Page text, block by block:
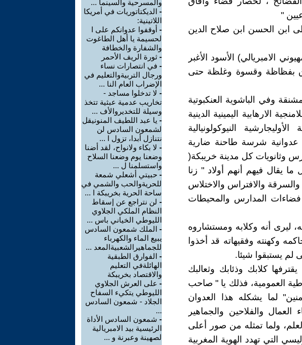
"
ابن الحسن ابن صلاح الدين
الامبريالي) الأسود الأغبر
بفظاظة وقسوة وغلظة حتى
وفي الباشوية العنكبوتية
الارهابية اليمينية الدينية
النيوكولونيالية
عدوانية شرسة طاحنة ضارية
وثانويات كل مدينة خريبكة(
ما يقال فيهم أنهم أولاد " زنا
والافتراس والاختلاس
فضاءات المدارس والمحيطات
ليرى أنه وكلابه ومستشاروه
وكهنته وفقيهاته قد أخذوا
يستبقوا شيئا.
كلابك وذئابك وثعالبك
العمومية، فذلك يا " صاحب
لما يشكله هذا العدوان
والفلاحين والجماهير
ولما تمثله من صور أعلى
التي تهدد الهوية المغربية
والمسرحية والسينما ...
- الديكتاتوريات في أمريكا
اللاتينية:
- أوقفوا عدوانكم على ا
لحسيمة يا أهل الطاغوت
والشفارة والخطافة
- ثورة الريف الأحمر
- في انتصارات نساء
ورجال التربيةوالتعليم في
الإضراب العام النا ...
- لا تدخلوا مساجد -
تخاريب عدمية عبثية تتخذ
وسيلة للتخديروالأف ...
- يا عبد اللطيف المنونيقل
لشمعون السادس لن
نتنازل أبدا، تزول ا ...
- لا بكاء ولانواح، لقد أضنا
وضعنا يوم وضعنا السلاح
واستسلمنا ل ...
- حبيتي أشعلي شمعة
للحريةوالحب والشمي في
ساحة الحرية بخريبكة ا ...
- لن نتراجع عن إسقاط
النظام الملكي الجلاوي
الليوطي الخياني باس ...
- الملك شمعون السادس
يبيع الماء والكهرباء
للجماهيرالشعبيةالمعد ...
- الفوارق الطبقية
الهائلةفي التعليم
والاقتصاد بخريبكة
- على العرش الجلاوي
الليوطي يتكيء السفاح
الجلاد - شمعون السادس
...
- شمعون السادس الأداة
الرئيسية بيد الامبريالية
لصهينة وعبرنة و ...